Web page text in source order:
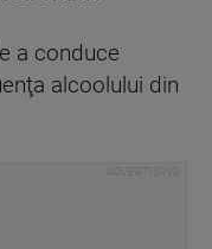
a conduce
alcoolului din